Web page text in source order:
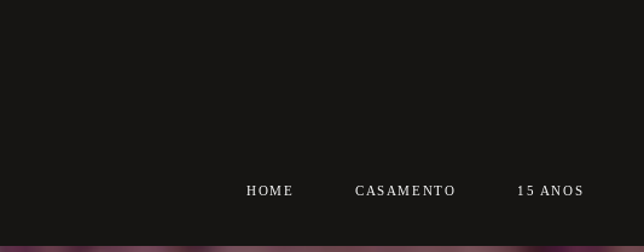
HOME CASAMENTO 15 ANOS